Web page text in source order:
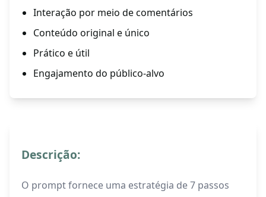
Interação por meio de comentários
Conteúdo original e único
Prático e útil
Engajamento do público-alvo
Descrição:
O prompt fornece uma estratégia de 7 passos